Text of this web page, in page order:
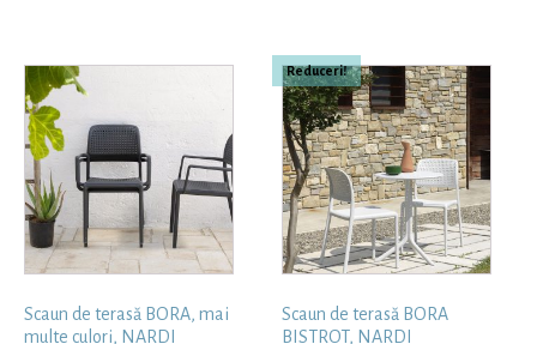
Scaun de terasă BORA, mai
multe culori, NARDI
Reduceri!
Scaun de terasă BORA
BISTROT, NARDI